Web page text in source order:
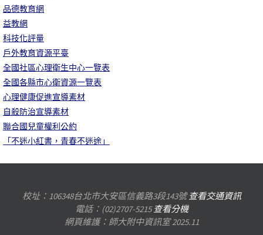
品德教育網
益教網
科技化評量
戶外教育資源平臺
全國社區心理衛生中心一覽表
全國各縣市心衛資源一覽表
心理健康促進宣導素材
自殺防治宣導素材
聯合國兒童權利公約
「不迷小紅書，青春不迷途」
校址：106348台北市大安區信義路3段143號查看交通資訊
電話：(02)2707-5215查看分機
網頁維護：師大附中資訊室 2025.11